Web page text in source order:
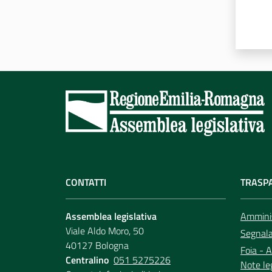
CONTATTI
Assemblea legislativa
Viale Aldo Moro, 50
40127 Bologna
Centralino 051 5275226
Foia -
Note